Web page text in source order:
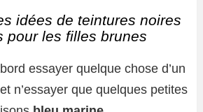
idées de teintures noires
pour les filles brunes
essayer quelque chose d’un
n’essayer que quelques petites